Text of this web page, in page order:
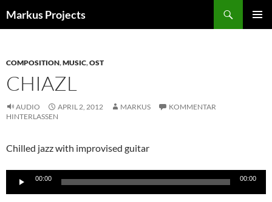
Inhalt
Markus Projects
COMPOSITION,MUSIC,OST
CHIAZL
AUDIO APRIL 2, 2012 MARKUS
KOMMENTAR
HINTERLASSEN
Chilled jazz with improvised guitar
Audio-
00:00 00:00